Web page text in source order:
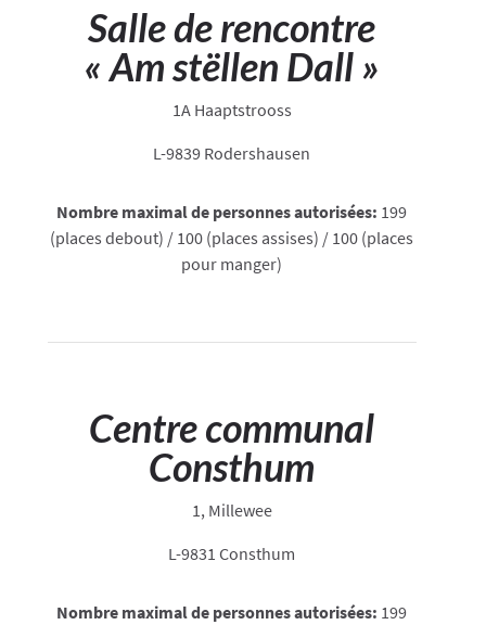
Salle de rencontre
« Am stëllen Dall »
1A Haaptstrooss
L-9839 Rodershausen
Nombre maximal de personnes autorisées: 199
(places debout) / 100 (places assises) / 100 (places
pour manger)
Centre communal
Consthum
1, Millewee
L-9831 Consthum
Nombre maximal de personnes autorisées: 199